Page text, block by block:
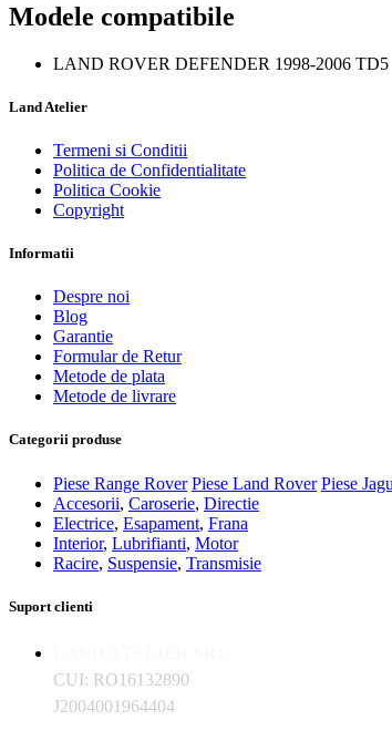
Modele compatibile
LAND ROVER DEFENDER 1998-2006 TD5
Land Atelier
Termeni si Conditii
Politica de Confidentialitate
Politica Cookie
Copyright
Informatii
Despre noi
Blog
Garantie
Formular de Retur
Metode de plata
Metode de livrare
Categorii produse
Piese Range Rover Piese Land Rover Piese
Accesorii, Caroserie, Directie
Electrice, Esapament, Frana
Interior, Lubrifianti, Motor
Racire, Suspensie, Transmisie
Suport clienti
CUI: RO16132890
J2004001964404